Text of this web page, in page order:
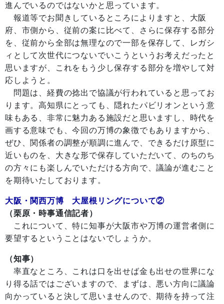
進んでいるのではないかと思っています。
報道等でお聞きしているところによりますと、大阪
府、市側から、従前の案に比べて、さらに保存する部分
を、従前から全部は無理なので一部を保存して、レガシ
ィとして次世代につないでいこうというお考えだったと
思いますが、これをもう少し保存する部分を増やして対
応しようと。
問題は、経費の捻出で協議が行われていると思ってお
ります。高知県にとっても、隠れたパビリオンという意
味もある、非常に魅力ある施設だと思いますし、時代を
画する意味でも、今回の万博の象徴でもありますから、
ぜひ、関係者の調整が順調に進んで、できるだけ原型に
近いものを、大きな形で保存していただいて、のちのち
の方々にも楽しんでいただける方向で、議論が進むこと
を期待いたしております。
大阪・関西万博 大屋根リングについて②
（栗原・時事通信記者）
これについて、特に知事が大阪市や万博の運営者側に
要望するということはないでしょうか。
（知事）
率直なところ、これは口を出せば金も出せの世界にな
り得る話ではございますので、まずは、悪い方向に議論
向かっていると決して思いませんので、期待を持って注